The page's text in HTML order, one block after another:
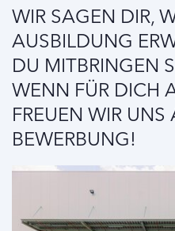
WIR SAGEN DIR,
AUSBILDUNG
DU MITBRINGEN
WENN FÜR DICH
FREUEN WIR UNS
BEWERBUNG!